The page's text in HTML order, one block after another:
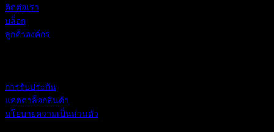
ติดต่อเรา
บล็อก
ลูกค้าองค์กร
การรับประกัน
แคตตาล็อกสินค้า
นโยบายความเป็นส่วนตัว